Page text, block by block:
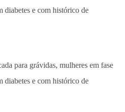
para grávidas, mulheres em fase
diabetes e com histórico de